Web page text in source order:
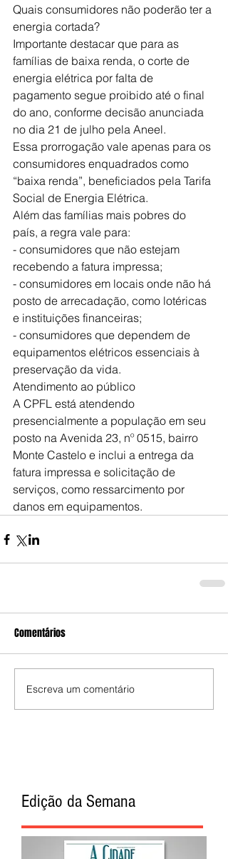
Quais consumidores não poderão ter a
energia cortada?
Importante destacar que para as
famílias de baixa renda, o corte de
energia elétrica por falta de
pagamento segue proibido até o final
do ano, conforme decisão anunciada
no dia 21 de julho pela Aneel.
Essa prorrogação vale apenas para os
consumidores enquadrados como
“baixa renda”, beneficiados pela Tarifa
Social de Energia Elétrica.
Além das famílias mais pobres do
país, a regra vale para:
- consumidores que não estejam
recebendo a fatura impressa;
- consumidores em locais onde não há
posto de arrecadação, como lotéricas
e instituições financeiras;
- consumidores que dependem de
equipamentos elétricos essenciais à
preservação da vida.
Atendimento ao público
A CPFL está atendendo
presencialmente a população em seu
posto na Avenida 23, nº 0515, bairro
Monte Castelo e inclui a entrega da
fatura impressa e solicitação de
serviços, como ressarcimento por
danos em equipamentos.
Comentários
Escreva um comentário
Edição da Semana